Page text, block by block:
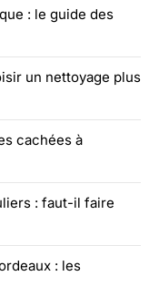
: le guide des
un nettoyage plus
cachées à
: faut-il faire
: les